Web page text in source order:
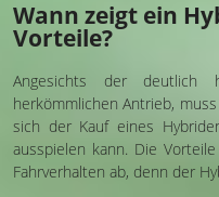
Wann zeigt ein
Vorteile?
Angesichts der deutlich
herkömmlichen Antrieb,
sich der Kauf eines
ausspielen kann. Die
Fahrverhalten ab, denn der